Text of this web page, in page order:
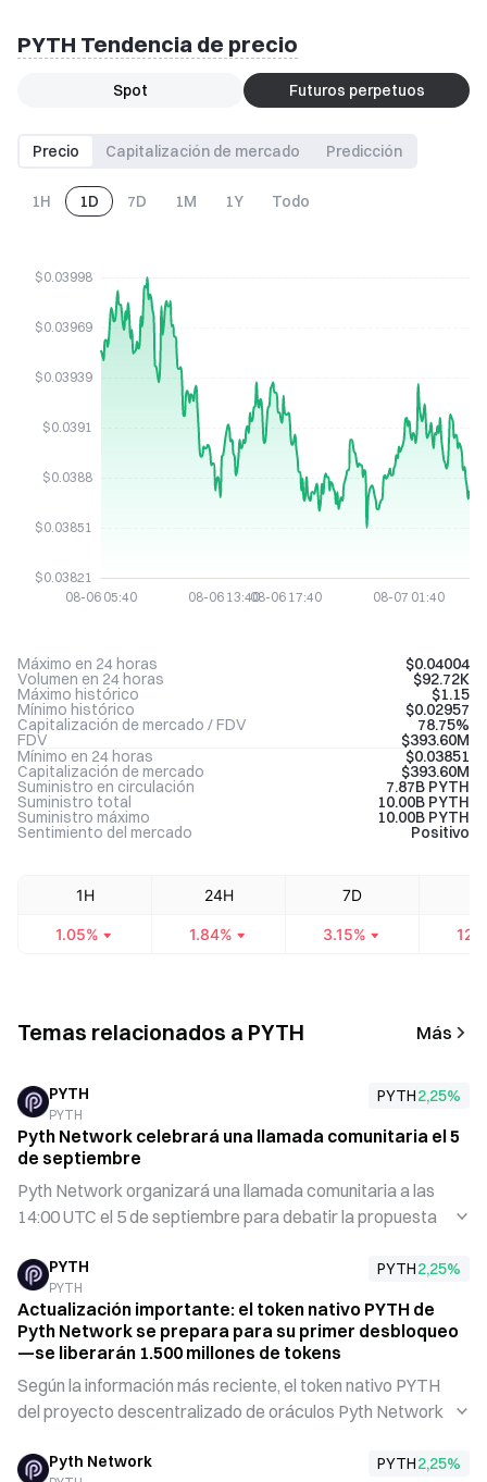
PYTH Tendencia de precio
Spot Futuros perpetuos
Precio Capitalización de mercado Predicción
1H 1D 7D 1M 1Y Todo
Máximo en 24 horas $0.04004
Volumen en 24 horas $92.72K
Máximo histórico $1.15
Mínimo histórico $0.02957
Capitalización de mercado / FDV 78.75%
FDV
$393.60M
Mínimo en 24 horas
$0.03851
Capitalización de mercado $393.60M
Suministro en circulación 7.87B PYTH
Suministro total 10.00B PYTH
Suministro máximo 10.00B PYTH
Sentimiento del mercado Positivo
1H 24H 7D
1.05% 1.84% 3.15%
Temas relacionados a PYTH Más
PYTH
PYTH
PYTH2,25%
Pyth Network celebrará una llamada comunitaria el 5
de septiembre
Pyth Network organizará una llamada comunitaria a las
14:00 UTC el 5 de septiembre para debatir la propuesta
presentará el nuevo modelo de suscripción y se explicará
el mecanismo mediante el cual la DAO asigna valor a la
comunidad. Pyth Network es un proyecto de oráculo de
datos descentralizado diseñado para proporcionar datos
de mercado de alta precisión. En la evolución de Web3, los
oráculos de datos son un componente esencial,
proporcionando soporte de datos fiable para los
contratos inteligentes.
PYTH
PYTH
PYTH2,25%
Actualización importante: el token nativo PYTH de
Pyth Network se prepara para su primer desbloqueo
—se liberarán 1.500 millones de tokens
Según la información más reciente, el token nativo PYTH
del proyecto descentralizado de oráculos Pyth Network
está programado para el 20 de noviembre a las 22:00, con
Pyth Network PYTH2,25%